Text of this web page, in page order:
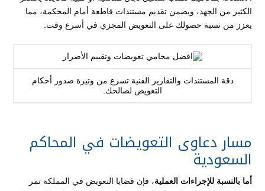
الكثير من الجهد، ويضمن تقديم مستندات قاطعة أمام المحكمة، مما
يعزز من نسبة حصولك على التعويض المجزي في أسرع وقت.
دقة المستندات والتقارير الفنية تسرع من وتيرة صدور أحكام
التعويض لصالحك.
مسار دعاوى التعويضات في المحاكم
السعودية
أما بالنسبة للإجراءات العملية، فإن قضايا التعويض في المملكة تمر